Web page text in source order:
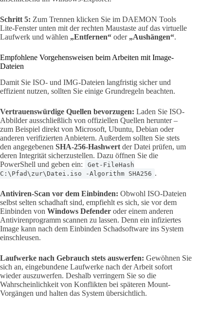
Schritt 5: Zum Trennen klicken Sie im DAEMON Tools
Lite-Fenster unten mit der rechten Maustaste auf das virtuelle
Laufwerk und wählen „Entfernen“ oder „Aushängen“.
Empfohlene Vorgehensweisen beim Arbeiten mit Image-
Dateien
Damit Sie ISO- und IMG-Dateien langfristig sicher und
effizient nutzen, sollten Sie einige Grundregeln beachten.
Vertrauenswürdige Quellen bevorzugen: Laden Sie ISO-
Abbilder ausschließlich von offiziellen Quellen herunter –
zum Beispiel direkt von Microsoft, Ubuntu, Debian oder
anderen verifizierten Anbietern. Außerdem sollten Sie stets
den angegebenen SHA-256-Hashwert der Datei prüfen, um
deren Integrität sicherzustellen. Dazu öffnen Sie die
PowerShell und geben ein:
Get-FileHash
C:\Pfad\zur\Datei.iso -Algorithm SHA256 .
Antiviren-Scan vor dem Einbinden: Obwohl ISO-Dateien
selbst selten schadhaft sind, empfiehlt es sich, sie vor dem
Einbinden von Windows Defender oder einem anderen
Antivirenprogramm scannen zu lassen. Denn ein infiziertes
Image kann nach dem Einbinden Schadsoftware ins System
einschleusen.
Laufwerke nach Gebrauch stets auswerfen: Gewöhnen Sie
sich an, eingebundene Laufwerke nach der Arbeit sofort
wieder auszuwerfen. Deshalb verringern Sie so die
Wahrscheinlichkeit von Konflikten bei späteren Mount-
Vorgängen und halten das System übersichtlich.